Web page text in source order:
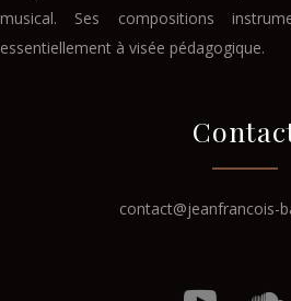
musical. Ses compositions
essentiellement à visée pédagogique.
contact@jeanfrancois-